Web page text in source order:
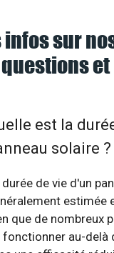
infos sur
est la
solaire ?
durée de vie d'un
estimée
que de nombreux
fonctionner au-delà